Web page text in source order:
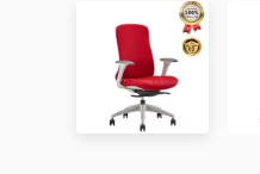
Tỉnh/Thành phố
Số 345 – 347
0942 90 2468
info@mychair.vn
Showroom mở cửa từ